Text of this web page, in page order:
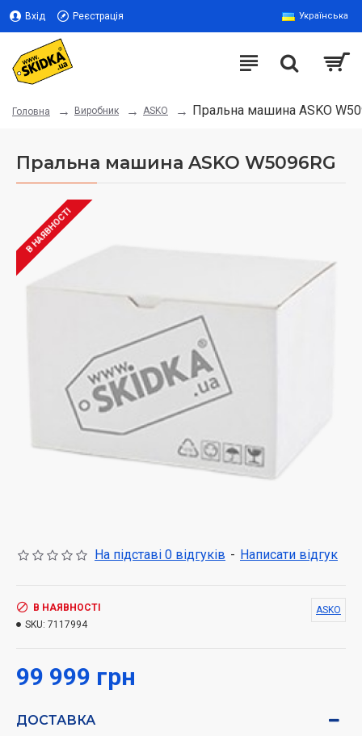
Вхід Реєстрація Українська
Головна Виробник ASKO Пральна машина ASKO
Пральна машина ASKO W5096RG
В НАЯВНОСТІ
На підставі 0 відгуків - Написати відгук
99 999 грн
В НАЯВНОСТІ
SKU: 7117994
ASKO
ДОСТАВКА